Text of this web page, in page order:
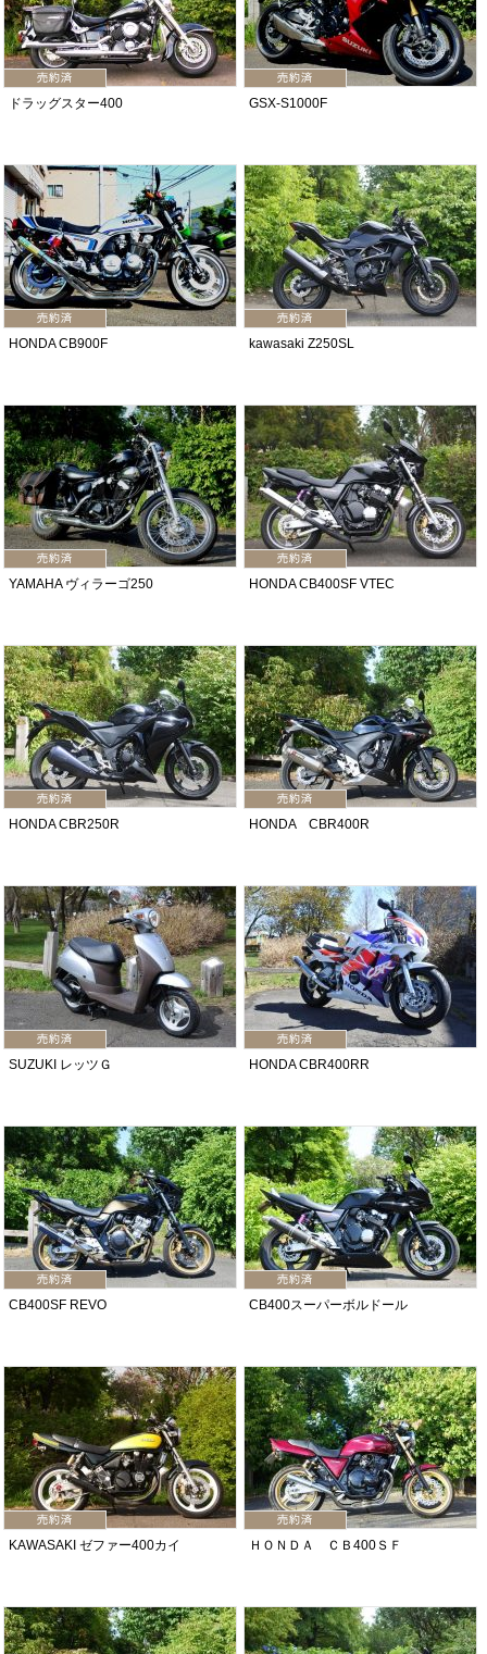
ドラッグスター400 GSX-S1000F
HONDA CB900F kawasaki Z250SL
YAMAHA ヴィラーゴ250 HONDA CB400SF VTEC
HONDA CBR250R HONDA CBR400R
SUZUKI レッツＧ HONDA CBR400RR
CB400SF REVO CB400スーパーボルドール
KAWASAKI ゼファー400カイ ＨＯＮＤＡ ＣＢ400ＳＦ